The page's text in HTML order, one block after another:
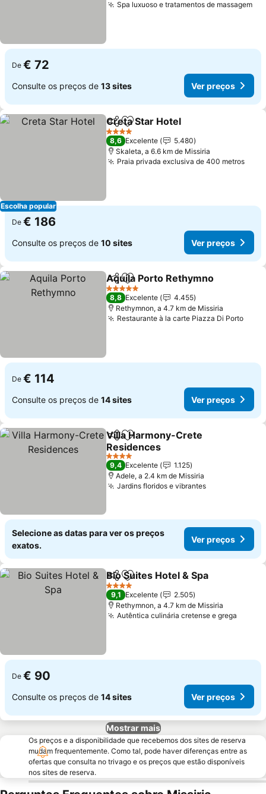
Spa luxuoso e tratamentos de massagem
De € 72
Consulte os preços de 13 sites Ver preços
Escolha popular
PartilharAdicionar aos favoritos
Creta Star Hotel
4 Estrelas
8,6 Excelente
5.480
Skaleta, a 6.6 km de Missiria
Praia privada exclusiva de 400 metrosVer
De € 186
Consulte os preços de 10 sites Ver preços
PartilharAdicionar aos favoritos
Aquila Porto Rethymno
5 Estrelas
8,8 Excelente
4.455
Rethymnon, a 4.7 km de Missiria
Restaurante à la carte Piazza Di PortoVer
De € 114
Consulte os preços de 14 sites Ver preços
PartilharAdicionar aos favoritos
Villa Harmony-Crete
Residences
Ver preços
4 Estrelas
9,4 Excelente
1.125
Adele, a 2.4 km de Missiria
Jardins floridos e vibrantesVer preços
Selecione as datas para ver os preços
exatos.
Ver preços
PartilharAdicionar aos favoritos
Bio Suites Hotel & Spa
4 Estrelas
9,1 Excelente
2.505
Rethymnon, a 4.7 km de Missiria
Autêntica culinária cretense e grega
De € 90
Consulte os preços de 14 sites Ver preços
Mostrar mais
Os preços e a disponibilidade que recebemos dos sites de reserva
mudam frequentemente. Como tal, pode haver diferenças entre as
ofertas que consulta no trivago e os preços que estão disponíveis
nos sites de reserva.